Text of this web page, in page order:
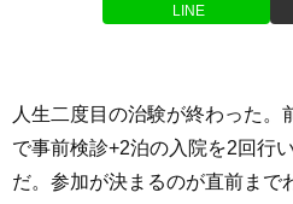
LINE
人生二度目の治験が終わった。
で事前検診+2泊の入院を2回行
だ。参加が決まるのが直前まで